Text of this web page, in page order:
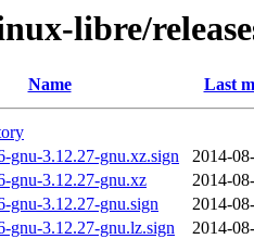
libre/
Name Last
gnu-3.12.27-gnu.xz.sign
2014-
gnu-3.12.27-gnu.xz
2014-
gnu-3.12.27-gnu.sign
2014-
gnu-3.12.27-gnu.lz.sign
2014-